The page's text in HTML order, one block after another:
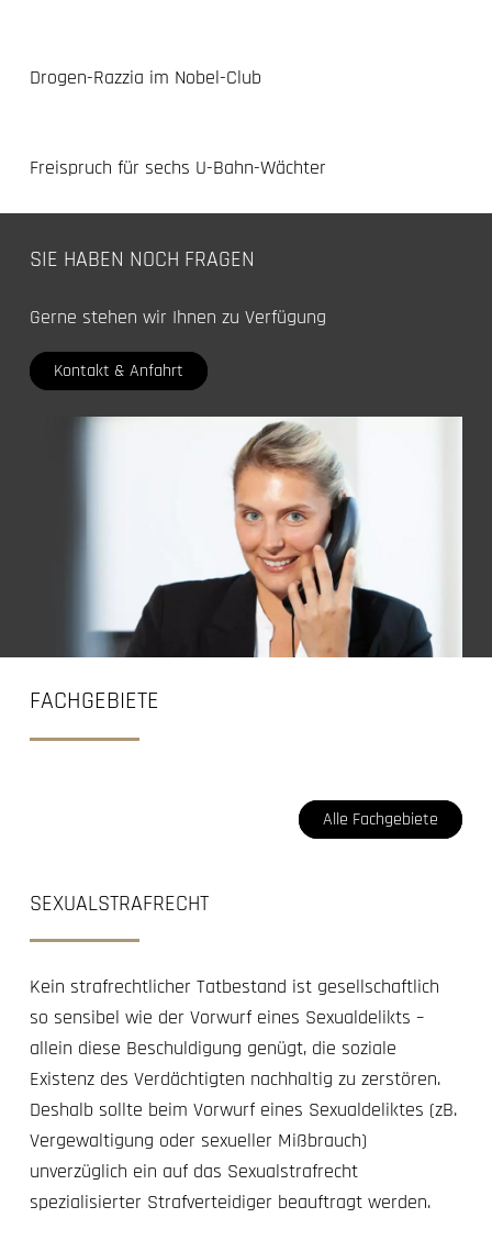
Drogen-Razzia im Nobel-Club
Freispruch für sechs U-Bahn-Wächter
SIE HABEN NOCH FRAGEN
Gerne stehen wir Ihnen zu Verfügung
Kontakt & Anfahrt
FACHGEBIETE
Alle Fachgebiete
SEXUALSTRAFRECHT
Kein strafrechtlicher Tatbestand ist gesellschaftlich
so sensibel wie der Vorwurf eines Sexualdelikts –
allein diese Beschuldigung genügt, die soziale
Existenz des Verdächtigten nachhaltig zu zerstören.
Deshalb sollte beim Vorwurf eines Sexualdeliktes (zB.
Vergewaltigung oder sexueller Mißbrauch)
unverzüglich ein auf das Sexualstrafrecht
spezialisierter Strafverteidiger beauftragt werden.